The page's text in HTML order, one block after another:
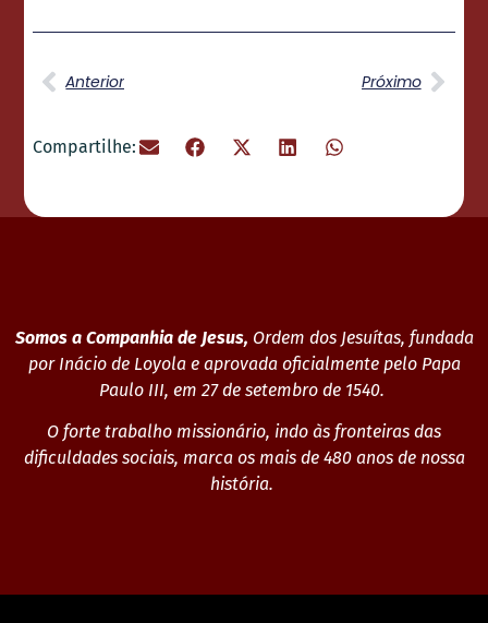
Anterior Próximo
Compartilhe:
Somos a Companhia de Jesus, Ordem dos Jesuítas, fundada
por Inácio de Loyola e aprovada oficialmente pelo Papa
Paulo III, em 27 de setembro de 1540.
O forte trabalho missionário, indo às fronteiras das
dificuldades sociais, marca os mais de 480 anos de nossa
história.